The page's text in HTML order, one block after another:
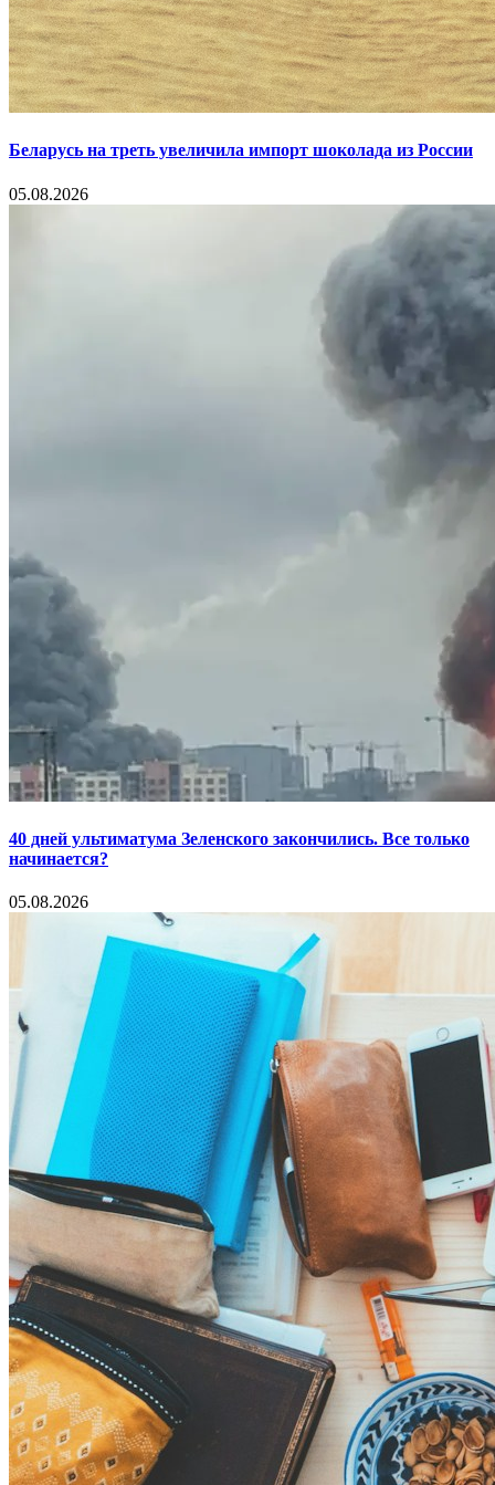
Беларусь на треть увеличила импорт шоколада из России
05.08.2026
40 дней ультиматума Зеленского закончились. Все только
начинается?
05.08.2026